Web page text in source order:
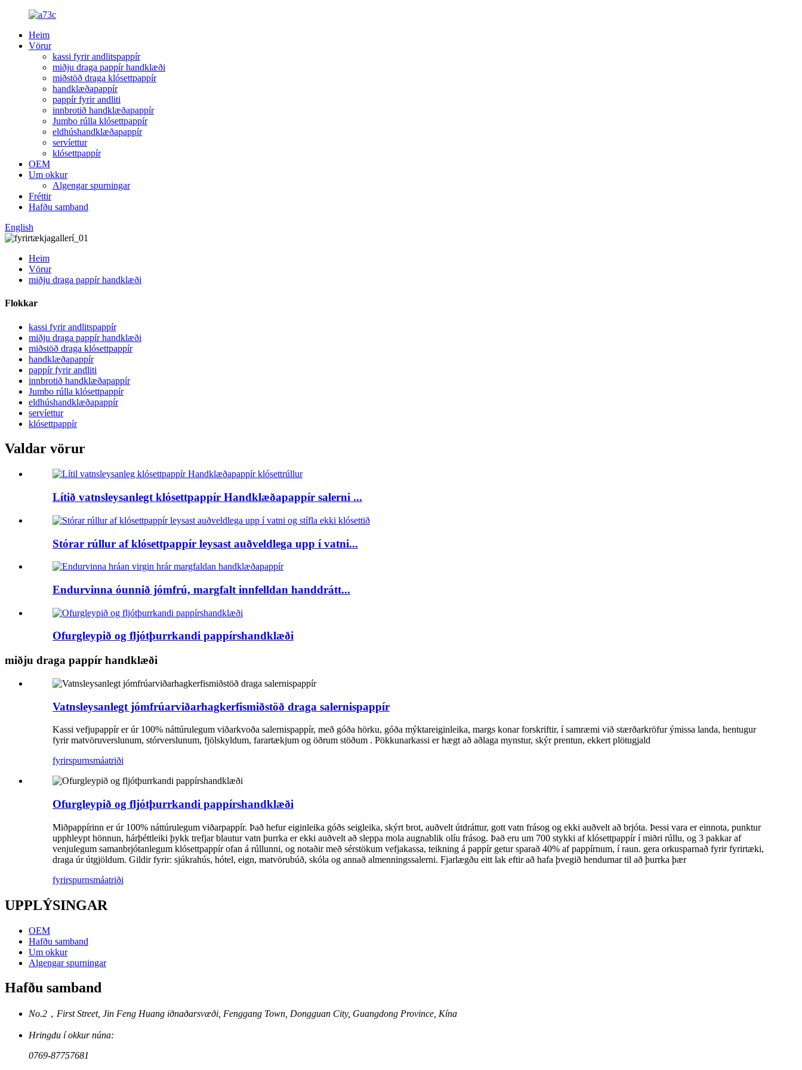
Heim
Vörur
kassi fyrir andlitspappír
miðju draga pappír handklæði
miðstöð draga klósettpappír
handklæðapappír
pappír fyrir andliti
innbrotið handklæðapappír
Jumbo rúlla klósettpappír
eldhúshandklæðapappír
servíettur
klósettpappír
OEM
Um okkur
Algengar spurningar
Fréttir
Hafðu samband
English
Heim
Vörur
miðju draga pappír handklæði
Flokkar
kassi fyrir andlitspappír
miðju draga pappír handklæði
miðstöð draga klósettpappír
handklæðapappír
pappír fyrir andliti
innbrotið handklæðapappír
Jumbo rúlla klósettpappír
eldhúshandklæðapappír
servíettur
klósettpappír
Valdar vörur
Lítið vatnsleysanlegt klósettpappír Handklæðapappír salerni ...
Stórar rúllur af klósettpappír leysast auðveldlega upp í vatni...
Endurvinna óunnið jómfrú, margfalt innfelldan handdrátt...
Ofurgleypið og fljótþurrkandi pappírshandklæði
miðju draga pappír handklæði
Vatnsleysanlegt jómfrúarviðarhagkerfismiðstöð draga salernispappír
Kassi vefjupappír er úr 100% náttúrulegum viðarkvoða salernispappír, með góða hörku, góða mýktareiginleika, margs konar forskriftir, í samræmi við stærðarkröfur ýmissa landa, hentugur
fyrir matvöruverslunum, stórverslunum, fjölskyldum, farartækjum og öðrum stöðum . Pökkunarkassi er hægt að aðlaga mynstur, skýr prentun, ekkert plötugjald
fyrirspurnsmáatriði
Ofurgleypið og fljótþurrkandi pappírshandklæði
Miðpappírinn er úr 100% náttúrulegum viðarpappír. Það hefur eiginleika góðs seigleika, skýrt brot, auðvelt útdráttur, gott vatn frásog og ekki auðvelt að brjóta. Þessi vara er einnota, punktur
upphleypt hönnun, hárþéttleiki þykk trefjar blautur vatn þurrka er ekki auðvelt að sleppa mola augnablik olíu frásog. Það eru um 700 stykki af klósettpappír í miðri rúllu, og 3 pakkar af
venjulegum samanbrjótanlegum klósettpappír ofan á rúllunni, og notaðir með sérstökum vefjakassa, teikning á pappír getur sparað 40% af pappírnum, í raun. gera orkusparnað fyrir fyrirtæki,
draga úr útgjöldum. Gildir fyrir: sjúkrahús, hótel, eign, matvörubúð, skóla og annað almenningssalerni. Fjarlægðu eitt lak eftir að hafa þvegið hendurnar til að þurrka þær
fyrirspurnsmáatriði
UPPLÝSINGAR
OEM
Hafðu samband
Um okkur
Algengar spurningar
Hafðu samband
No.2，First Street, Jin Feng Huang iðnaðarsvæði, Fenggang Town, Dongguan City, Guangdong Province, Kína
Hringdu í okkur núna:
0769-87757681